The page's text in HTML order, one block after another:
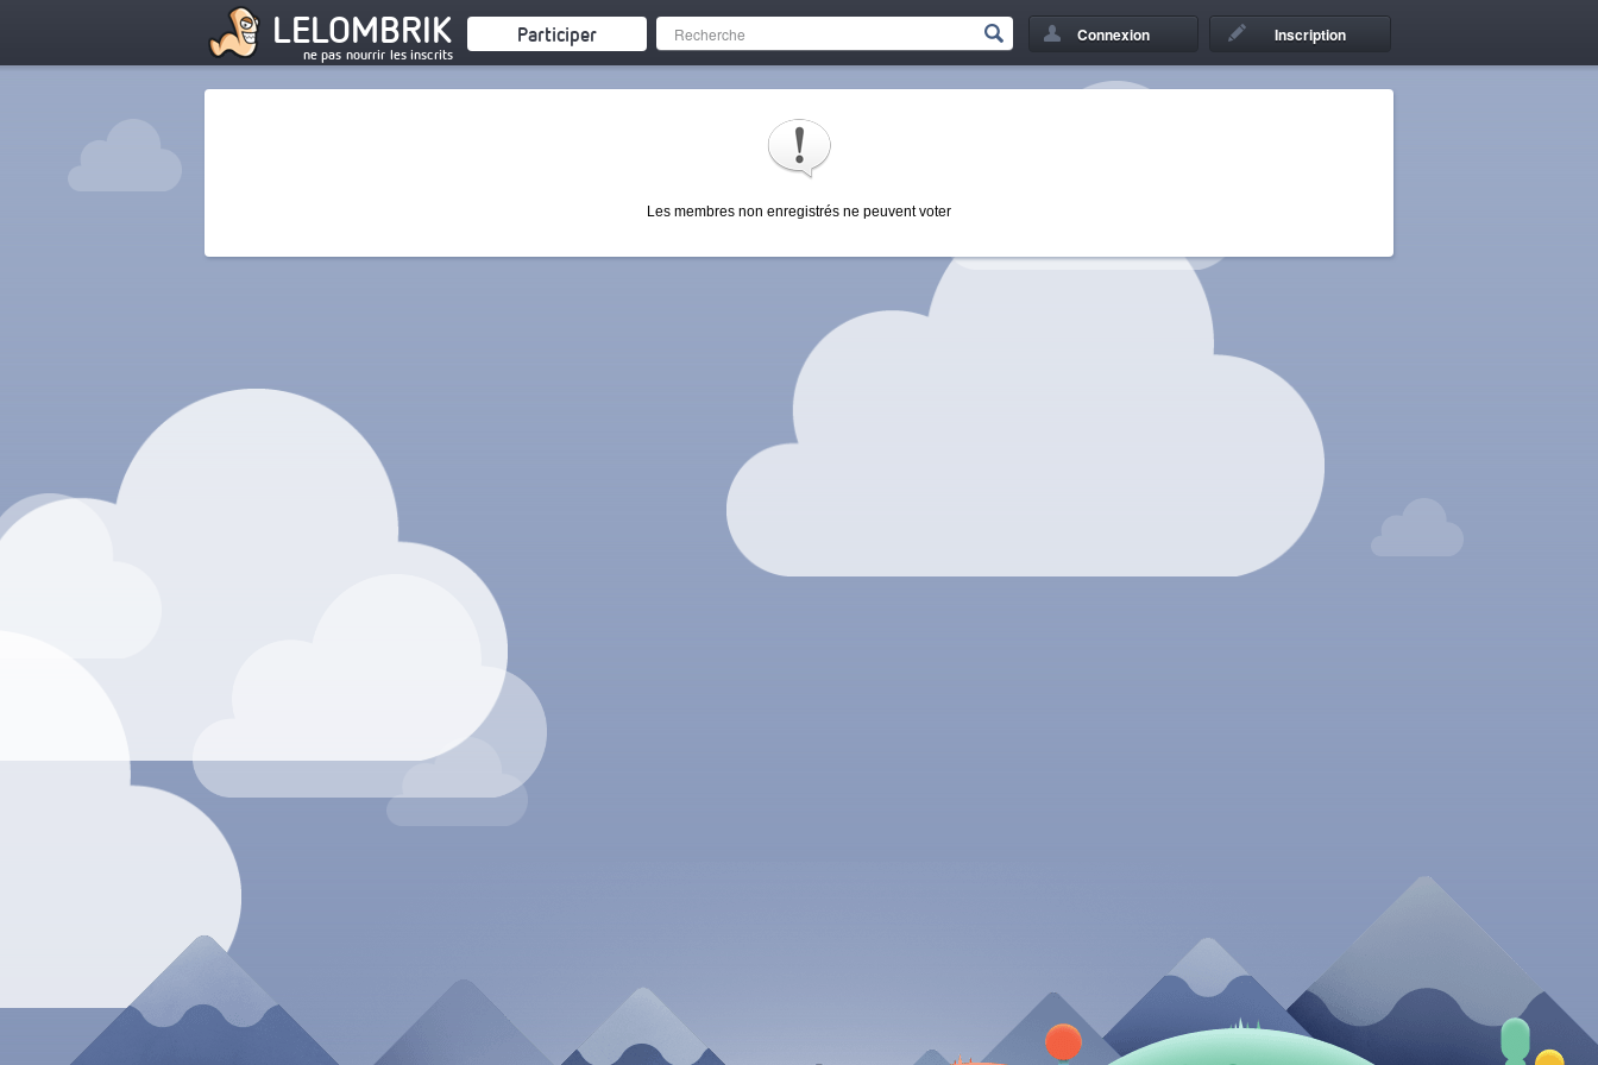
LELOMBRIK
ne pas nourrir les inscrits
Participer Connexion Inscription
Les membres non enregistrés ne peuvent voter